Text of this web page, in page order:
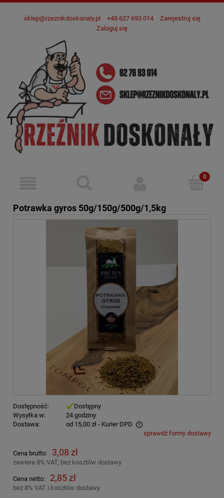
sklep@rzeznikdoskonaly.pl +48 627 693 014
Zarejestruj się
Zaloguj się
Potrawka gyros 50g/150g/500g/1,5kg
Dostępność:
Dostępny
Wysyłka w:
24 godziny
Dostawa:
od 15,00 zł - Kurier DPD
Cena nie zawiera ewentualnych kosztów płatnościsprawdź formy dostawy
Cena brutto: 3,08 zł
zawiera 8% VAT, bez kosztów dostawy
Cena netto: 2,85 zł
bez 8% VAT i kosztów dostawy